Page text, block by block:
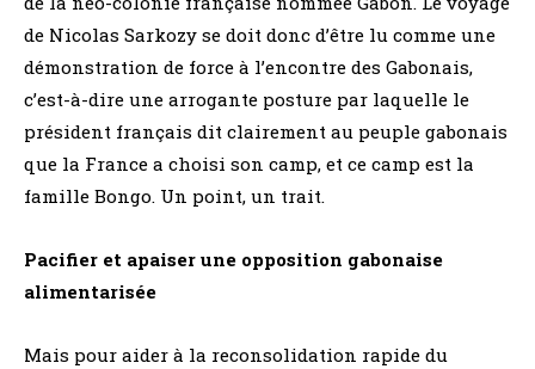
de Nicolas Sarkozy se doit donc d’être lu comme une
démonstration de force à l’encontre des Gabonais,
c’est-à-dire une arrogante posture par laquelle le
président français dit clairement au peuple gabonais
que la France a choisi son camp, et ce camp est la
famille Bongo. Un point, un trait.
Pacifier et apaiser une opposition gabonaise
alimentarisée
Mais pour aider à la reconsolidation rapide du